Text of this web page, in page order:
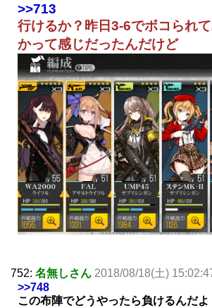
>>713
行けるか？昨日3-6でボコられ
かって感じだったんだけど
752: 名無しさん 2018/08/18(土)
>>748
この布陣でどうやったら負けるんだよ